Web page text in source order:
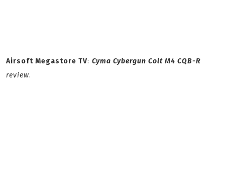
Airsoft Megastore TV: Cyma Cybergun Colt M4 CQB-R
review.